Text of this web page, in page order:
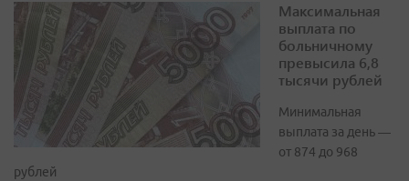
Максимальная
выплата по
больничному
превысила 6,8
тысячи рублей
Минимальная
выплата за день —
от 874 до 968
рублей